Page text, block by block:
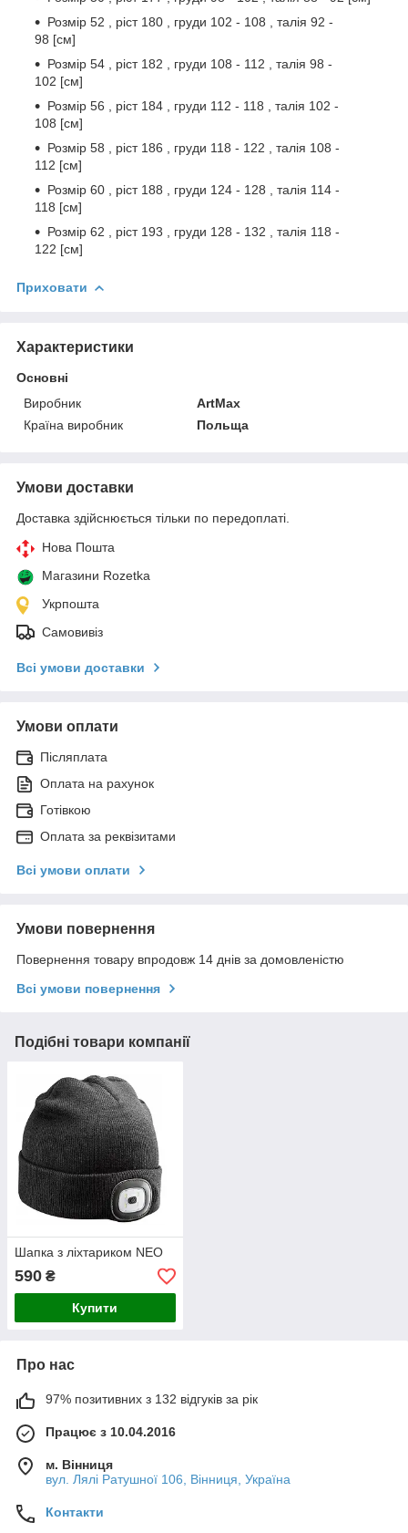
Розмір 52 , ріст 180 , груди 102 - 108 , талія 92 -
98 [см]
Розмір 54 , ріст 182 , груди 108 - 112 , талія 98 -
102 [см]
Розмір 56 , ріст 184 , груди 112 - 118 , талія 102 -
108 [см]
Розмір 58 , ріст 186 , груди 118 - 122 , талія 108 -
112 [см]
Розмір 60 , ріст 188 , груди 124 - 128 , талія 114 -
118 [см]
Розмір 62 , ріст 193 , груди 128 - 132 , талія 118 -
122 [см]
Приховати
Характеристики
Основні
Виробник
ArtMax
Країна виробник
Польща
Умови доставки
Доставка здійснюється тільки по передоплаті.
Нова Пошта
Магазини Rozetka
Укрпошта
Самовивіз
Всі умови доставки
Умови оплати
Післяплата
Оплата на рахунок
Готівкою
Оплата за реквізитами
Всі умови оплати
Умови повернення
Повернення товару впродовж 14 днів за домовленістю
Всі умови повернення
Подібні товари компанії
Шапка з ліхтариком NEO
590 ₴
Купити
Про нас
97% позитивних з 132 відгуків за рік
Працює з 10.04.2016
м. Вінниця
вул. Лялі Ратушної 106, Вінниця, Україна
Контакти